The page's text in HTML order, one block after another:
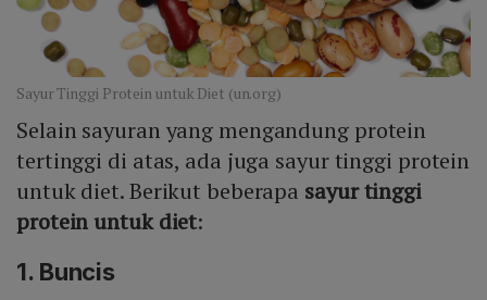
Sayur Tinggi Protein untuk Diet (un.org)
Selain sayuran yang mengandung protein
tertinggi di atas, ada juga sayur tinggi protein
untuk diet. Berikut beberapa sayur tinggi
protein untuk diet:
1. Buncis